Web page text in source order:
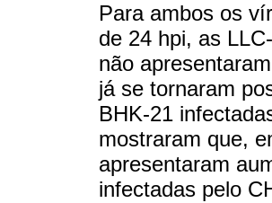
Para ambos os
de 24 hpi, as
não
já se tornaram
BHK-21
mostraram que,
apresentaram
infectadas pelo